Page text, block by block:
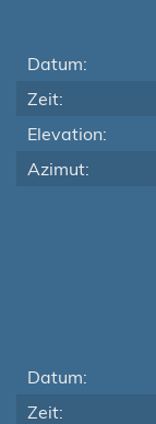
Datum:
Zeit:
Elevation:
Azimut:
Datum:
Zeit: